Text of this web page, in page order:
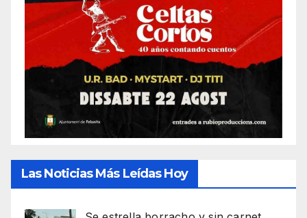
Las Noticias Más Leídas Hoy